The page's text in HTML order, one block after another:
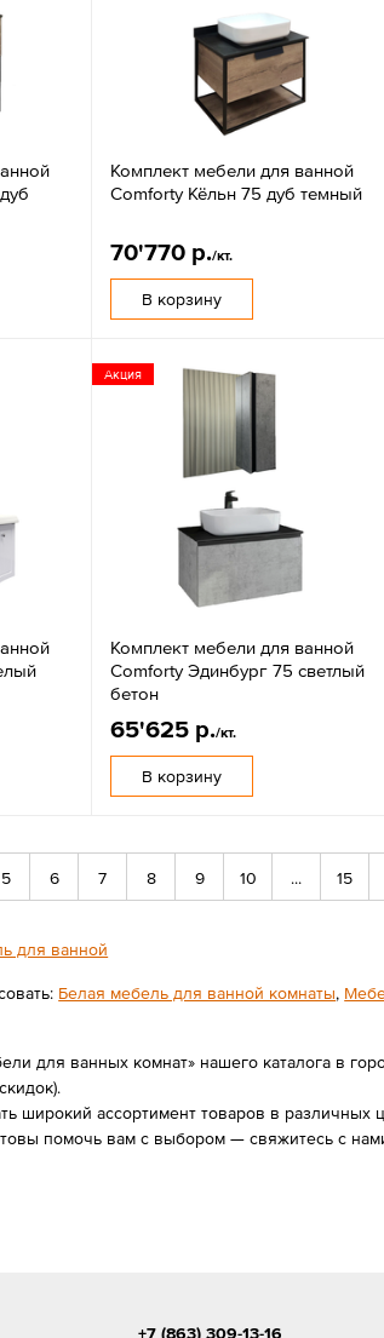
Комплект мебели для ванной
Comforty Кёльн 75 дуб темный
70'770 р./кт.
В корзину
Акция
Комплект мебели для ванной
Comforty Эдинбург 75 светлый
бетон
65'625 р./кт.
В корзину
5 6 7 8 9 10 ... 15
для ванной
Белая мебель для ванной комнаты,
для ванных комнат» нашего каталога в
широкий ассортимент товаров в различных
помочь вам с выбором — свяжитесь с
+7 (863) 309-13-16